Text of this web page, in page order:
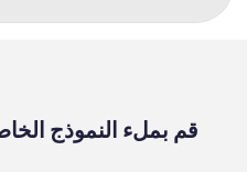
قم بملء النموذج